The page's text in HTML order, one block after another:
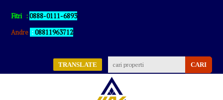
Fitri :0888-0111-6893
Andre :08811963712
TRANSLATE